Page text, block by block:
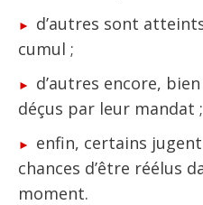
d’autres sont
cumul ;
d’autres encore,
déçus par leur mandat ;
enfin, certains jugent
chances d’être réélus
moment.